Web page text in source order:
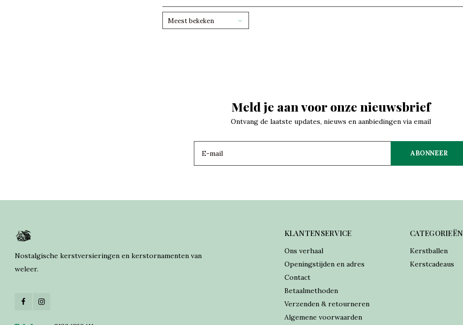
Meest bekeken
Meld je aan voor onze nieuwsbrief
Ontvang de laatste updates, nieuws en aanbiedingen via email
ABONNEER
Nostalgische kerstversieringen en kerstornamenten van
weleer.
KLANTENSERVICE
Ons verhaal
Openingstijden en adres
Contact
Betaalmethoden
Verzenden & retourneren
Algemene voorwaarden
CATEGORIEËN
Kerstballen
Kerstcadeaus